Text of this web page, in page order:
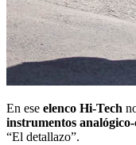
En ese elenco Hi-Tech
instrumentos
“El detallazo”.